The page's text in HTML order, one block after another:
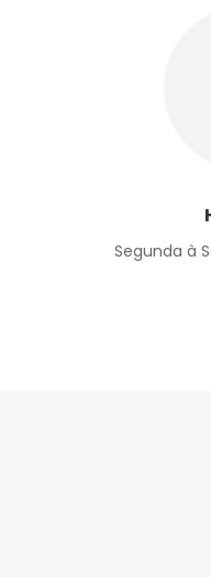
Segunda à